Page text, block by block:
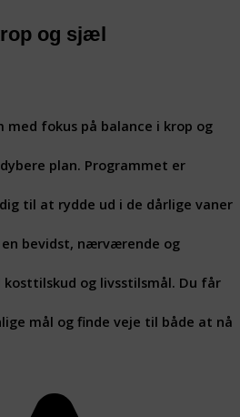
og sjæl
med fokus på balance i krop og
plan. Programmet er
til at rydde ud i de dårlige vaner
bevidst, nærværende og
og livsstilsmål. Du får
mål og finde veje til både at nå